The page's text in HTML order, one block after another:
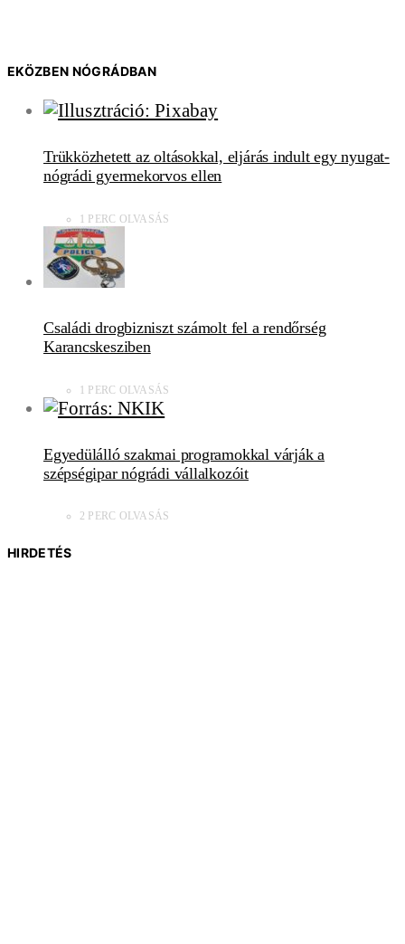
EKÖZBEN NÓGRÁDBAN
Trükközhetett az oltásokkal, eljárás indult egy nyugat-
nógrádi gyermekorvos ellen
1 PERC OLVASÁS
Családi drogbizniszt számolt fel a rendőrség
Karancskesziben
1 PERC OLVASÁS
Egyedülálló szakmai programokkal várják a
szépségipar nógrádi vállalkozóit
2 PERC OLVASÁS
HIRDETÉS